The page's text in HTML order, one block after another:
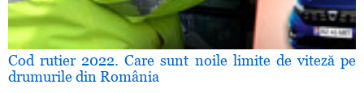
Cod rutier 2022. Care sunt noile limite de viteză pe
drumurile din România